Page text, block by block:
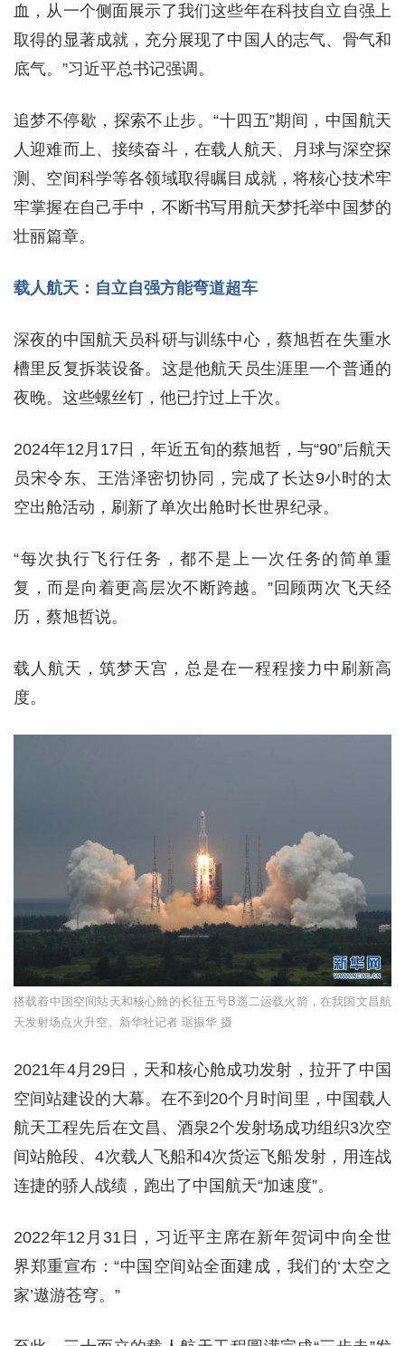
血，从一个侧面展示了我们这些年在科技自立自强上
取得的显著成就，充分展现了中国人的志气、骨气和
底气。”习近平总书记强调。
追梦不停歇，探索不止步。“十四五”期间，中国航天
人迎难而上、接续奋斗，在载人航天、月球与深空探
测、空间科学等各领域取得瞩目成就，将核心技术牢
牢掌握在自己手中，不断书写用航天梦托举中国梦的
壮丽篇章。
载人航天：自立自强方能弯道超车
深夜的中国航天员科研与训练中心，蔡旭哲在失重水
槽里反复拆装设备。这是他航天员生涯里一个普通的
夜晚。这些螺丝钉，他已拧过上千次。
2024年12月17日，年近五旬的蔡旭哲，与“90”后航天
员宋令东、王浩泽密切协同，完成了长达9小时的太
空出舱活动，刷新了单次出舱时长世界纪录。
“每次执行飞行任务，都不是上一次任务的简单重
复，而是向着更高层次不断跨越。”回顾两次飞天经
历，蔡旭哲说。
载人航天，筑梦天宫，总是在一程程接力中刷新高
度。
搭载着中国空间站天和核心舱的长征五号B遥二运载火箭，在我国文昌航
天发射场点火升空。新华社记者 琚振华 摄
2021年4月29日，天和核心舱成功发射，拉开了中国
空间站建设的大幕。在不到20个月时间里，中国载人
航天工程先后在文昌、酒泉2个发射场成功组织3次空
间站舱段、4次载人飞船和4次货运飞船发射，用连战
连捷的骄人战绩，跑出了中国航天“加速度”。
2022年12月31日，习近平主席在新年贺词中向全世
界郑重宣布：“中国空间站全面建成，我们的‘太空之
家’遨游苍穹。”